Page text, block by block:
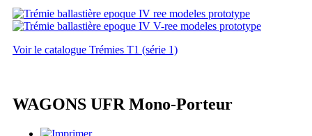
Voir le catalogue Trémies T1 (série 1)
WAGONS UFR Mono-Porteur